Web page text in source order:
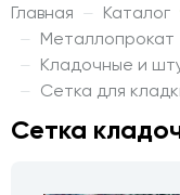
Главная Каталог
Металлопрокат
Кладочные и
Сетка для
Сетка